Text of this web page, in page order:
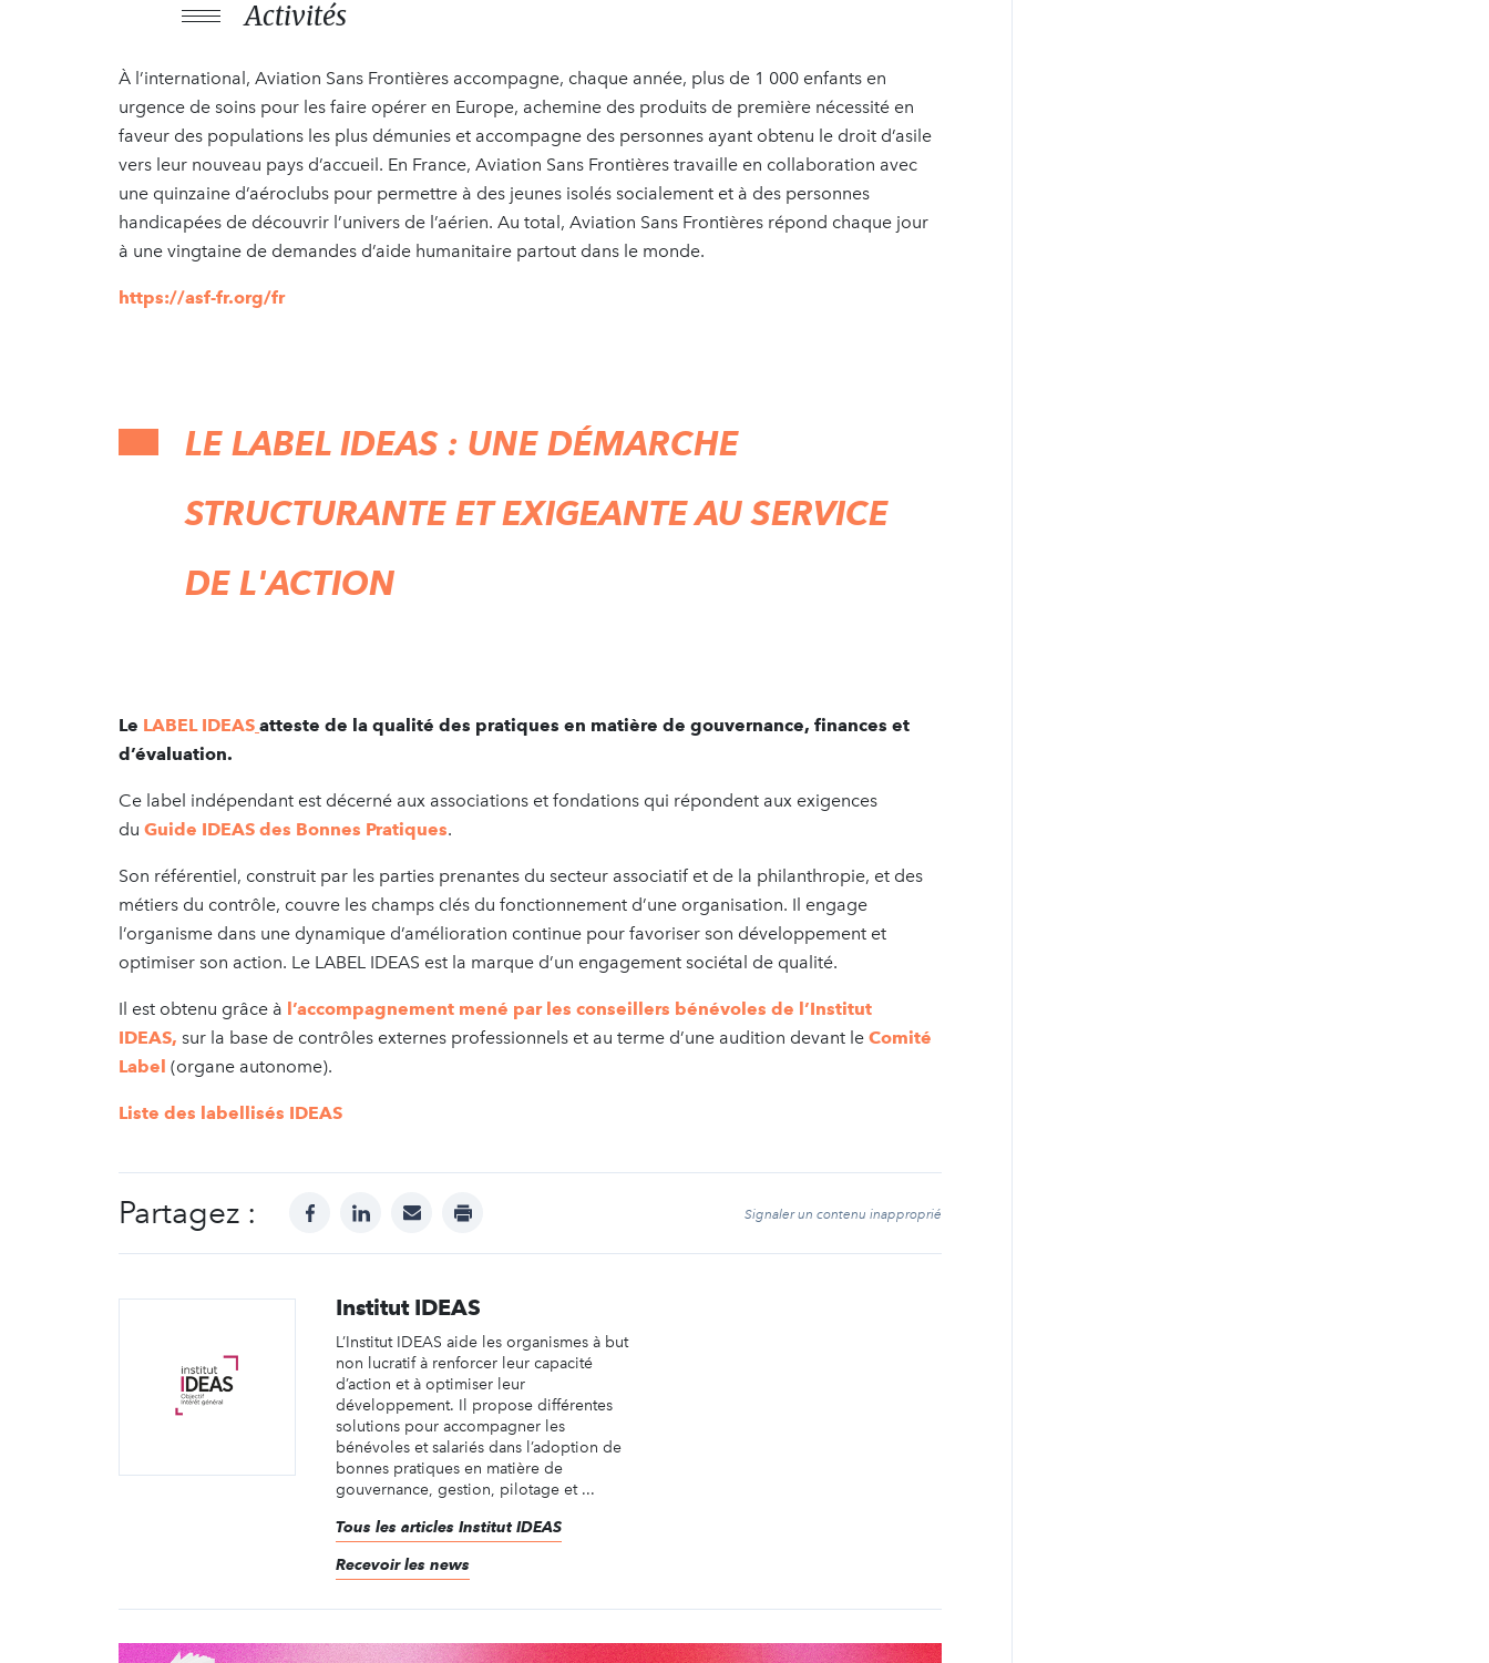
Activités
À l’international, Aviation Sans Frontières accompagne, chaque année, plus de 1 000 enfants en
urgence de soins pour les faire opérer en Europe, achemine des produits de première nécessité en
faveur des populations les plus démunies et accompagne des personnes ayant obtenu le droit d’asile
vers leur nouveau pays d’accueil. En France, Aviation Sans Frontières travaille en collaboration avec
une quinzaine d’aéroclubs pour permettre à des jeunes isolés socialement et à des personnes
handicapées de découvrir l’univers de l’aérien. Au total, Aviation Sans Frontières répond chaque jour
à une vingtaine de demandes d’aide humanitaire partout dans le monde.
https://asf-fr.org/fr
LE LABEL IDEAS : UNE DÉMARCHE
STRUCTURANTE ET EXIGEANTE AU SERVICE
DE L'ACTION
Le LABEL IDEAS atteste de la qualité des pratiques en matière de gouvernance, finances et
d’évaluation.
Ce label indépendant est décerné aux associations et fondations qui répondent aux exigences
du Guide IDEAS des Bonnes Pratiques.
Son référentiel, construit par les parties prenantes du secteur associatif et de la philanthropie, et des
métiers du contrôle, couvre les champs clés du fonctionnement d’une organisation. Il engage
l’organisme dans une dynamique d’amélioration continue pour favoriser son développement et
optimiser son action. Le LABEL IDEAS est la marque d’un engagement sociétal de qualité.
Il est obtenu grâce à l’accompagnement mené par les conseillers bénévoles de l’Institut
IDEAS, sur la base de contrôles externes professionnels et au terme d’une audition devant le Comité
Label (organe autonome).
Liste des labellisés IDEAS
Partagez : facebooklinkedinmail print Signaler un contenu inapproprié
Institut IDEAS
L’Institut IDEAS aide les organismes à but
non lucratif à renforcer leur capacité
d’action et à optimiser leur
développement. Il propose différentes
solutions pour accompagner les
bénévoles et salariés dans l’adoption de
bonnes pratiques en matière de
gouvernance, gestion, pilotage et ...
Tous les articles Institut IDEAS
Recevoir les news